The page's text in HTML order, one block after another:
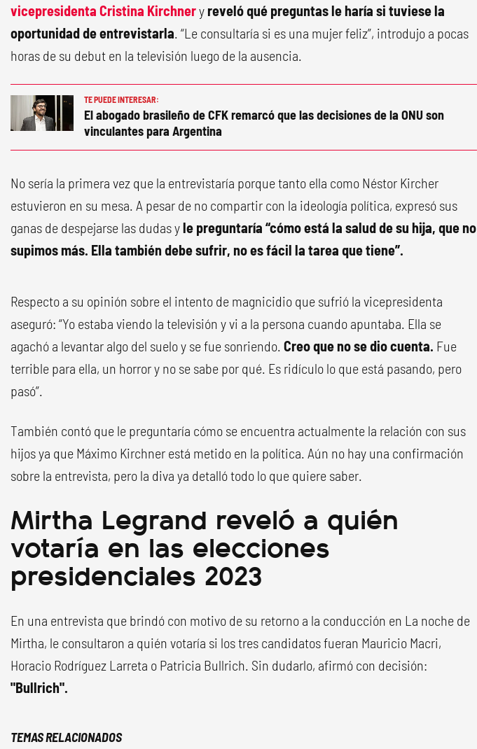
vicepresidenta Cristina Kirchnery reveló qué preguntas le haría si tuviese la
oportunidad de entrevistarla. “Le consultaría si es una mujer feliz”, introdujo a pocas
horas de su debut en la televisión luego de la ausencia.
TE PUEDE INTERESAR:
El abogado brasileño de CFK remarcó que las decisiones de la ONU son
vinculantes para Argentina
No sería la primera vez que la entrevistaría porque tanto ella como Néstor Kircher
estuvieron en su mesa. A pesar de no compartir con la ideología política, expresó sus
ganas de despejarse las dudas yle preguntaría “cómo está la salud de su hija, que no
supimos más. Ella también debe sufrir, no es fácil la tarea que tiene”.
Respecto a su opinión sobre el intento de magnicidio que sufrió la vicepresidenta
aseguró: “Yo estaba viendo la televisión y vi a la persona cuando apuntaba. Ella se
agachó a levantar algo del suelo y se fue sonriendo. Creo que no se dio cuenta. Fue
terrible para ella, un horror y no se sabe por qué. Es ridículo lo que está pasando, pero
pasó”.
También contó que le preguntaría cómo se encuentra actualmente la relación con sus
hijos ya que Máximo Kirchner está metido en la política. Aún no hay una confirmación
sobre la entrevista, pero la diva ya detalló todo lo que quiere saber.
Mirtha Legrand reveló a quién
votaría en las elecciones
presidenciales 2023
En una entrevista que brindó con motivo de su retorno a la conducción en La noche de
Mirtha, le consultaron a quién votaría si los tres candidatos fueran Mauricio Macri,
Horacio Rodríguez Larreta o Patricia Bullrich. Sin dudarlo, afirmó con decisión:
"Bullrich".
TEMAS RELACIONADOS